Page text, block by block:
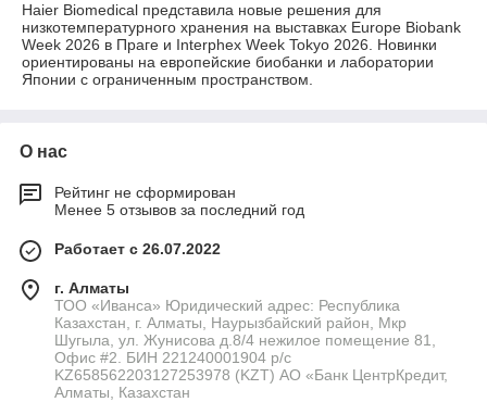
Haier Biomedical представила новые решения для
низкотемпературного хранения на выставках Europe Biobank
Week 2026 в Праге и Interphex Week Tokyo 2026. Новинки
ориентированы на европейские биобанки и лаборатории
Японии с ограниченным пространством.
О нас
Рейтинг не сформирован
Менее 5 отзывов за последний год
Работает с 26.07.2022
г. Алматы
ТОО «Иванса» Юридический адрес: Республика
Казахстан, г. Алматы, Наурызбайский район, Мкр
Шугыла, ул. Жунисова д.8/4 нежилое помещение 81,
Офис #2. БИН 221240001904 р/с
KZ658562203127253978 (KZT) АО «Банк ЦентрКредит,
Алматы, Казахстан